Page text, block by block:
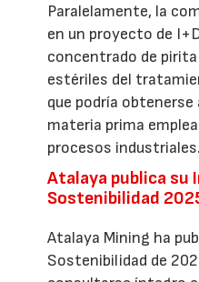
Paralelamente, la
en un proyecto de
concentrado de
estériles del
que podría
materia prima
procesos industriales.
Atalaya publica su
Sostenibilidad
Atalaya Mining ha
Sostenibilidad de